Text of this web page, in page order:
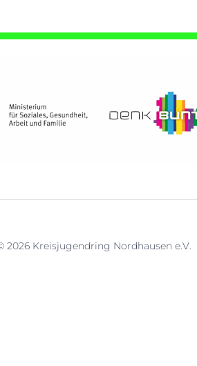
2026 Kreisjugendring Nordhausen e.V.